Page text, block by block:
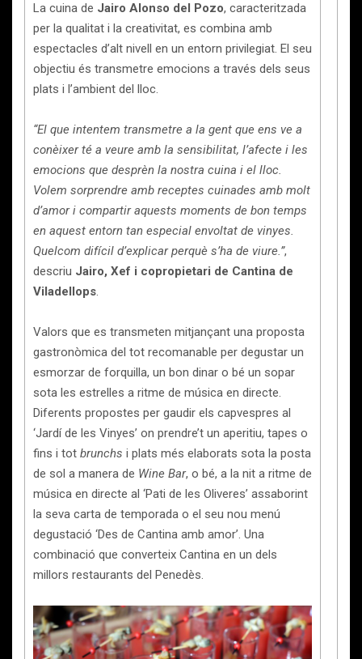
La cuina de Jairo Alonso del Pozo, caracteritzada
per la qualitat i la creativitat, es combina amb
espectacles d’alt nivell en un entorn privilegiat. El seu
objectiu és transmetre emocions a través dels seus
plats i l’ambient del lloc.
“El que intentem transmetre a la gent que ens ve a
conèixer té a veure amb la sensibilitat, l’afecte i les
emocions que desprèn la nostra cuina i el lloc.
Volem sorprendre amb receptes cuinades amb molt
d’amor i compartir aquests moments de bon temps
en aquest entorn tan especial envoltat de vinyes.
Quelcom difícil d’explicar perquè s’ha de viure.”,
descriu Jairo, Xef i copropietari de Cantina de
Viladellops.
Valors que es transmeten mitjançant una proposta
gastronòmica del tot recomanable per degustar un
esmorzar de forquilla, un bon dinar o bé un sopar
sota les estrelles a ritme de música en directe.
Diferents propostes per gaudir els capvespres al
‘Jardí de les Vinyes’ on prendre’t un aperitiu, tapes o
fins i tot brunchs i plats més elaborats sota la posta
de sol a manera de Wine Bar, o bé, a la nit a ritme de
música en directe al ‘Pati de les Oliveres’ assaborint
la seva carta de temporada o el seu nou menú
degustació ‘Des de Cantina amb amor’. Una
combinació que converteix Cantina en un dels
millors restaurants del Penedès.